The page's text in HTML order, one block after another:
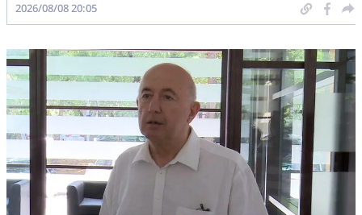
2026/08/08 20:05